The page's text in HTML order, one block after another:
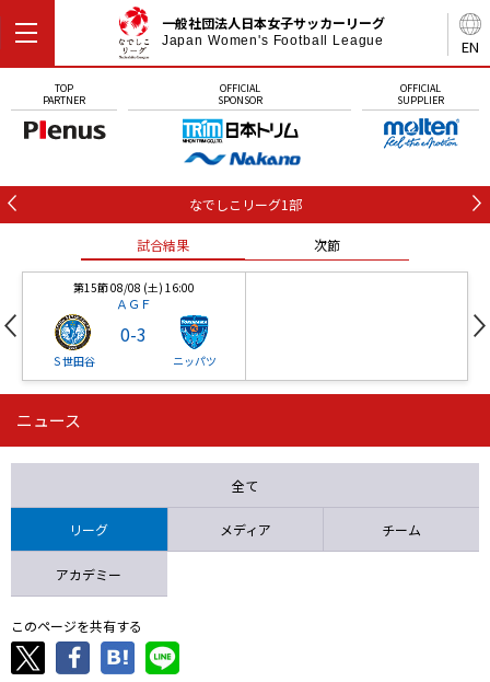
EN
一般社団法人日本女子サッカーリーグ
Japan Women's Football League
TOP
PARTNER
OFFICIAL
SPONSOR
OFFICIAL
SUPPLIER
なでしこリーグ1部
試合結果 次節
第15節 08/08 (土) 16:00
ＡＧＦ
Ｓ世田谷
0-3
ニッパツ
第16節 09/05 (土) 15:00
ニッパツ 石人の星
ニュース
全て
リーグ メディア チーム
アカデミー
このページを共有する